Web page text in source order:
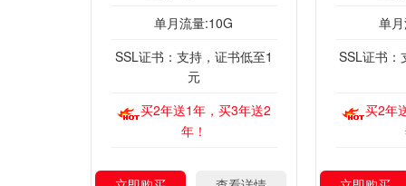
单月流量:10G
SSL证书：支持，证书低至1
元
买2年送1年，买3年送2
年！
单
SSL证书：
买2年